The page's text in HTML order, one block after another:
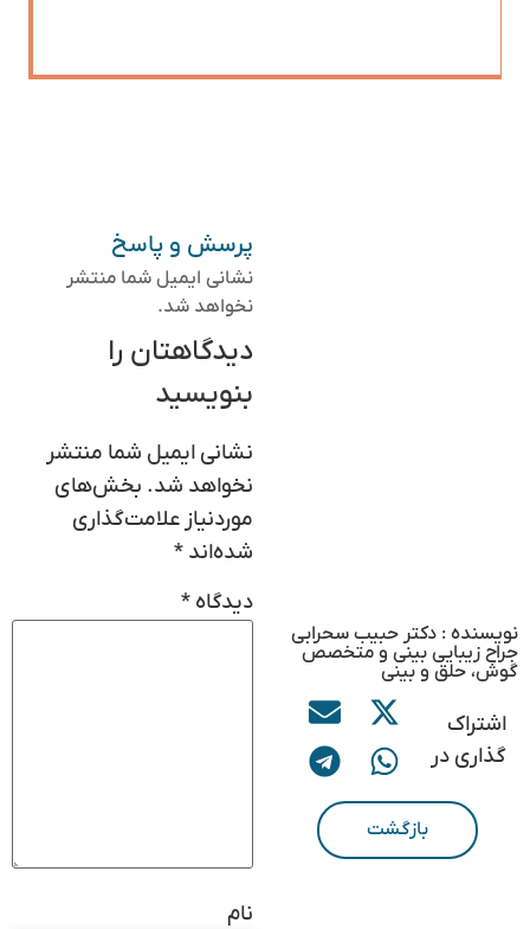
نویسنده : دکتر حبیب سحرابی
جراح زیبایی بینی و متخصص
گوش، حلق و بینی
اشتراک
گذاری در
بازگشت
پرسش و پاسخ
نشانی ایمیل شما منتشر
نخواهد شد.
دیدگاهتان را
بنویسید
نشانی ایمیل شما منتشر
نخواهد شد. بخش‌های
موردنیاز علامت‌گذاری
شده‌اند *
دیدگاه *
نام